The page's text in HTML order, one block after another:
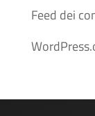
Feed dei